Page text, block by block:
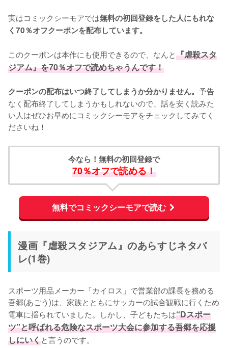
実はコミックシーモアでは無料の初回登録をした人にもれな
く70％オフクーポンを配布しています。
このクーポンは本作にも使用できるので、なんと『虐殺スタ
ジアム』を70％オフで読めちゃうんです！
クーポンの配布はいつ終了してしまうか分かりません。 予告
なく配布終了してしまうかもしれないので、話を安く読みた
い人はぜひお早めにコミックシーモアをチェックしてみてく
ださいね！
今なら！無料の初回登録で
70％オフで読める！
無料でコミックシーモアで読む
漫画『虐殺スタジアム』のあらすじネタバ
レ(1巻)
スポーツ用品メーカー「カイロス」で営業部の課長を務める
吾郷(あごう)は、家族とともにサッカーの試合観戦に行くため
電車に揺られていました。しかし、子どもたちは“Dスポー
ツ”と呼ばれる危険なスポーツ大会に参加する吾郷を応援
しにいくと言うのです。